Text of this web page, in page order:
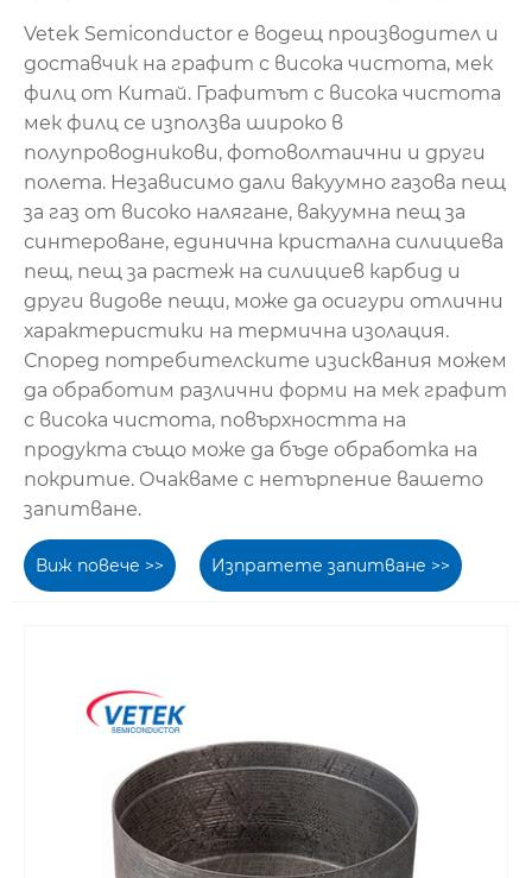
Vetek Semiconductor е водещ производител и
доставчик на графит с висока чистота, мек
филц от Китай. Графитът с висока чистота
мек филц се използва широко в
полупроводникови, фотоволтаични и други
полета. Независимо дали вакуумно газова пещ
за газ от високо налягане, вакуумна пещ за
синтероване, единична кристална силициева
пещ, пещ за растеж на силициев карбид и
други видове пещи, може да осигури отлични
характеристики на термична изолация.
Според потребителските изисквания можем
да обработим различни форми на мек графит
с висока чистота, повърхността на
продукта също може да бъде обработка на
покритие. Очакваме с нетърпение вашето
запитване.
Виж повече >> Изпратете запитване >>